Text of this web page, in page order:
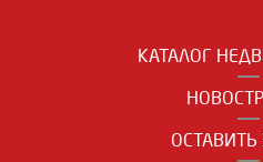
КАТАЛОГ
ОСТАВИТЬ